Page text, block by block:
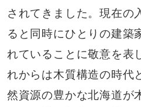
されてきました。現在の
ると同時にひとりの建築
れていることに敬意を表
れからは木質構造の時代
然資源の豊かな北海道が